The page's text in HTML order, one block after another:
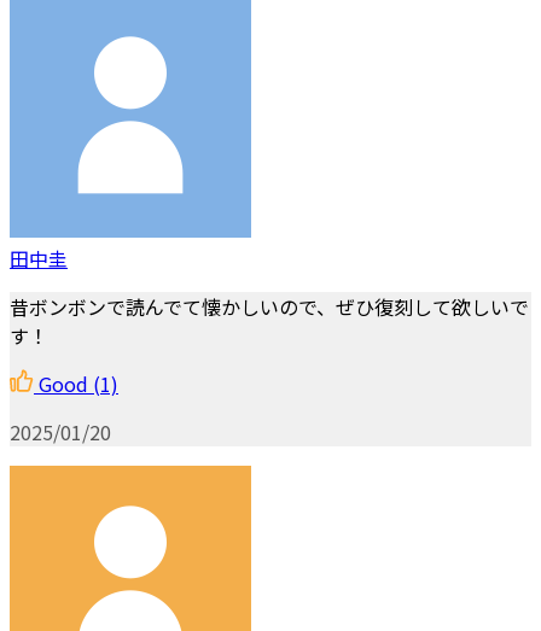
田中圭
昔ボンボンで読んでて懐かしいので、ぜひ復刻して欲しいで
す！
Good (1)
2025/01/20